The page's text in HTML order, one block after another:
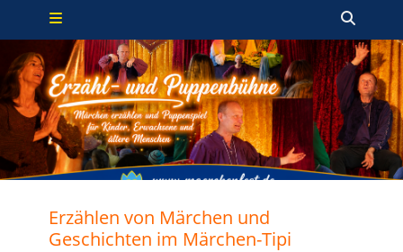
Zum
springen
Primäres Menü
Erzählen von Märchen und
Geschichten im Märchen-Tipi